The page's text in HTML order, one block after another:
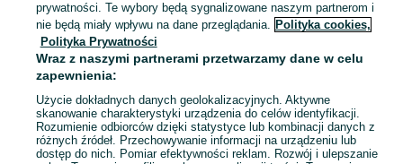
Mapa kategorii
Mapa miejscowości
Mapa ministron
Popularne wyszukiwania
prywatności. Te wybory będą sygnalizowane naszym partnerom i
nie będą miały wpływu na dane przeglądania. Polityka cookies,
Polityka Prywatności
Wraz z naszymi partnerami przetwarzamy dane w celu
zapewnienia:
Użycie dokładnych danych geolokalizacyjnych. Aktywne
skanowanie charakterystyki urządzenia do celów identyfikacji.
Rozumienie odbiorców dzięki statystyce lub kombinacji danych z
różnych źródeł. Przechowywanie informacji na urządzeniu lub
dostęp do nich. Pomiar efektywności reklam. Rozwój i ulepszanie